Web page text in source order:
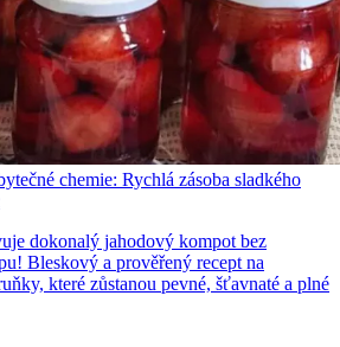
chemie: Rychlá zásoba sladkého
dokonalý jahodový kompot bez
Bleskový a prověřený recept na
které zůstanou pevné, šťavnaté a plné